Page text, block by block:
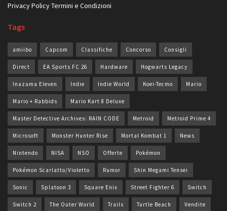
Privacy PolicyTermini e Condizioni
Tags
amiibo Capcom Classifiche Concorso Consigli
Direct EA Sports FC 26 Hardware Hogwarts Legacy
Inazuma Eleven Indie Indie World Koei-Tecmo Mario
Mario + Rabbids Mario Kart 8 Deluxe
Master Detective Archives: RAIN CODE Metroid Metroid Prime 4
Microsoft Monster Hunter Rise Mortal Kombat 1 News
Nintendo NISA NSO Offerte Pokémon
Pokémon Scarlatto/Violetto Rumor Shin Megami Tensei
Sonic Splatoon 3 Square Enix Street Fighter 6 Switch
Switch 2 The Outer World Trails Turtle Beach Vendite